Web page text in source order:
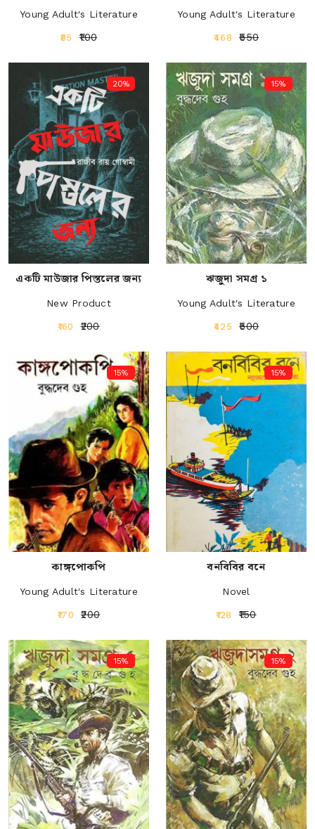
Young Adult's Literature
₹85 ₹100
Young Adult's Literature
₹468 ₹550
20%
একটি মাউজার পিস্তলের জন্য
New Product
₹160 ₹200
15%
ঋজুদা সমগ্র ১
Young Adult's Literature
₹425 ₹500
15%
কাঙ্গপোকপি
Young Adult's Literature
₹170 ₹200
15%
বনবিবির বনে
Novel
₹128 ₹150
15% 15%